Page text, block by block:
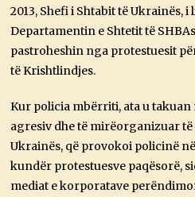
2013, Shefi i Shtabit të Ukrainës,
Departamentin e Shtetit të
pastroheshin nga protestuesit
të Krishtlindjes.
Kur policia mbërriti, ata u
agresiv dhe të mirëorganizuar
Ukrainës, që provokoi policinë
kundër protestuesve paqësorë,
mediat e korporatave